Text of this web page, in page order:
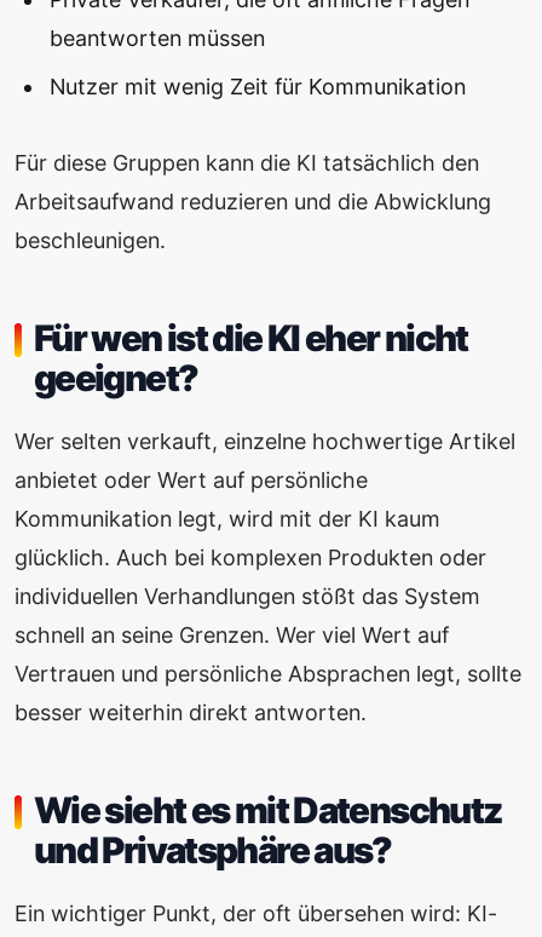
beantworten müssen
Nutzer mit wenig Zeit für Kommunikation
Für diese Gruppen kann die KI tatsächlich den
Arbeitsaufwand reduzieren und die Abwicklung
beschleunigen.
Für wen ist die KI eher nicht
geeignet?
Wer selten verkauft, einzelne hochwertige Artikel
anbietet oder Wert auf persönliche
Kommunikation legt, wird mit der KI kaum
glücklich. Auch bei komplexen Produkten oder
individuellen Verhandlungen stößt das System
schnell an seine Grenzen. Wer viel Wert auf
Vertrauen und persönliche Absprachen legt, sollte
besser weiterhin direkt antworten.
Wie sieht es mit Datenschutz
und Privatsphäre aus?
Ein wichtiger Punkt, der oft übersehen wird: KI-